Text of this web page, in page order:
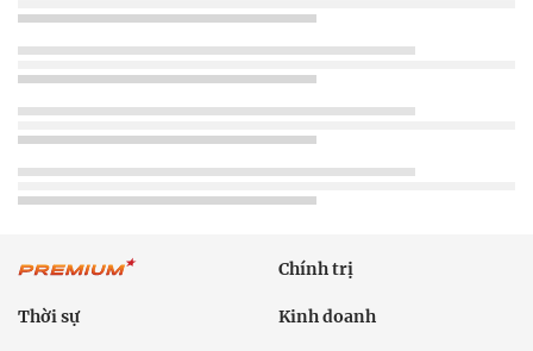
Chính trị
Thời sự Kinh doanh